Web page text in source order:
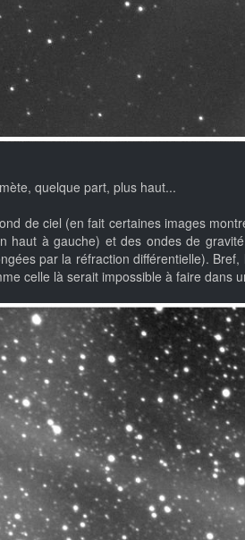
quelque part, plus haut...
de ciel (en fait certaines images
haut à gauche) et des ondes de
par la réfraction différentielle).
celle là serait impossible à faire dans